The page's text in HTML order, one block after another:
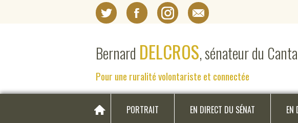
Bernard DELCROS, sénateur du
Pour une ruralité volontariste et connectée
PORTRAIT EN DIRECT DU SÉNAT EN